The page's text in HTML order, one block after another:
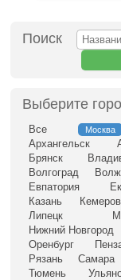
Поиск
Выберите
Все Москва
Архангельск
Брянск
Волгоград
Евпатория
Казань
Липецк
Нижний Новгород
Оренбург
Рязань
Самара
Тюмень